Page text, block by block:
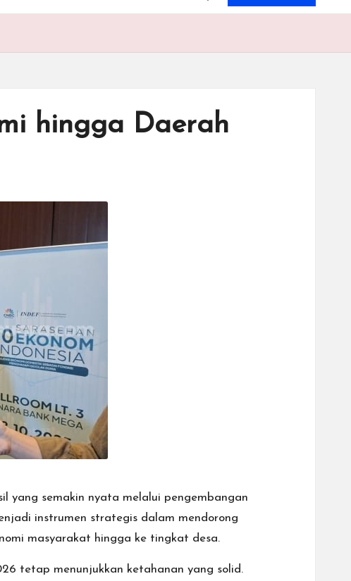
hingga Daerah
yang semakin nyata melalui pengembangan
instrumen strategis dalam mendorong
masyarakat hingga ke tingkat desa.
tetap menunjukkan ketahanan yang solid.